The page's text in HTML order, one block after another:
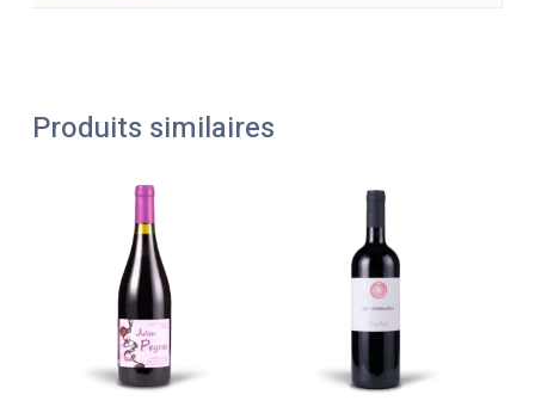
Produits similaires